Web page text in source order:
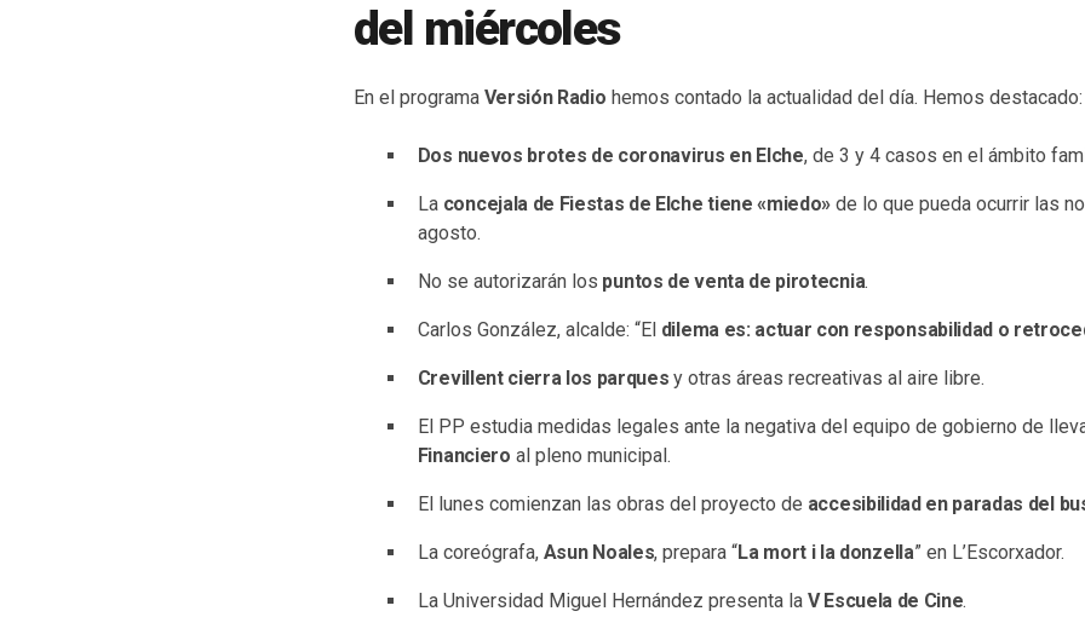
del miércoles
En el programa Versión Radio hemos contado la actualidad del día. Hemos destacado:
Dos nuevos brotes de coronavirus en Elche, de 3 y 4 casos en el ámbito
La concejala de Fiestas de Elche tiene «miedo» de lo que pueda ocurrir las
agosto.
No se autorizarán los puntos de venta de pirotecnia.
Carlos González, alcalde: “El dilema es: actuar con responsabilidad o
Crevillent cierra los parquesy otras áreas recreativas al aire libre.
El PP estudia medidas legales ante la negativa del equipo de gobierno de
Financiero al pleno municipal.
El lunes comienzan las obras del proyecto de accesibilidad en paradas del
La coreógrafa, Asun Noales, prepara “La mort i la donzella” en L’Escorxador.
La Universidad Miguel Hernández presenta la V Escuela de Cine.